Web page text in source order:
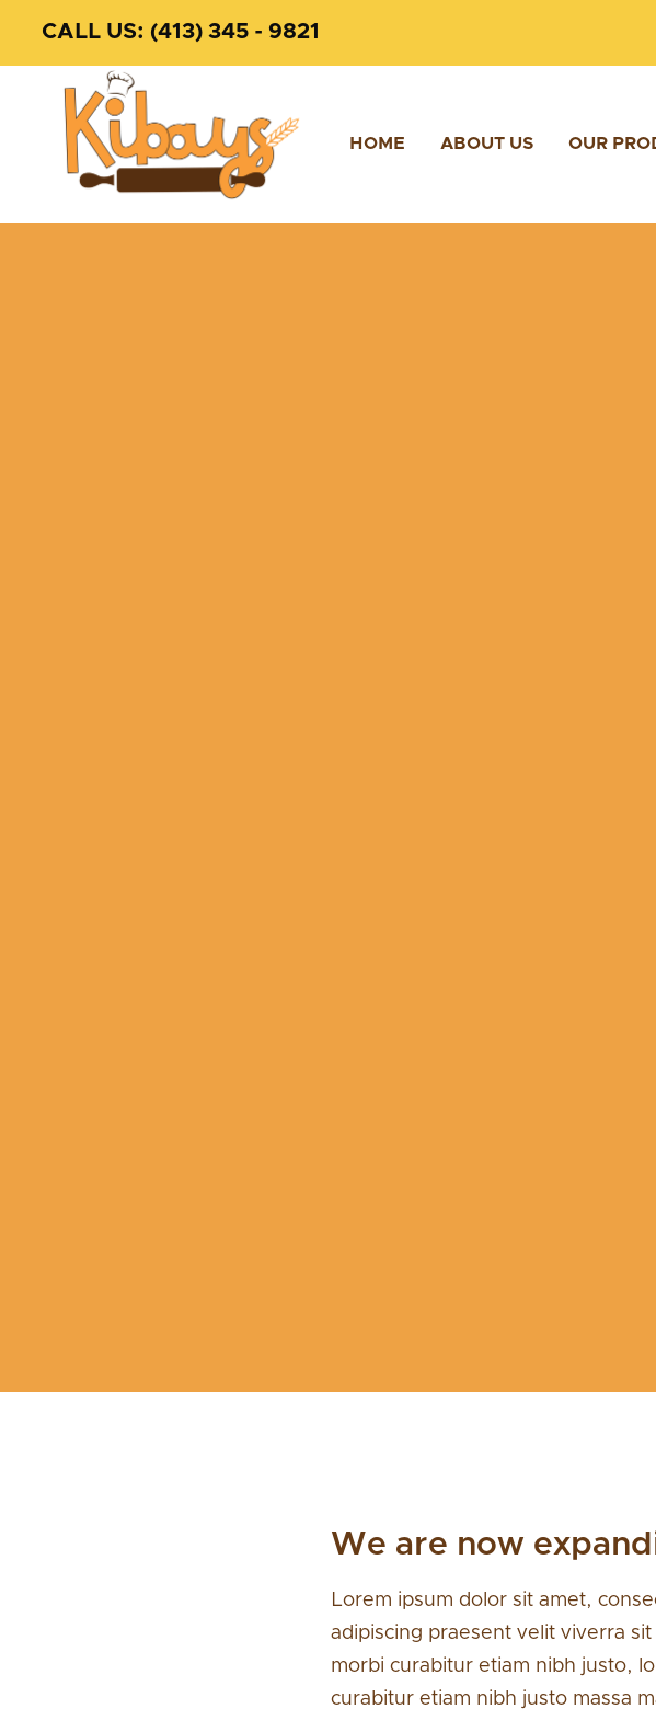
CALL US: (413) 345 - 9821
HOME ABOUT US OUR
We are now
Lorem ipsum dolor sit amet,
adipiscing praesent velit viverra
morbi curabitur etiam nibh justo,
curabitur etiam nibh justo massa